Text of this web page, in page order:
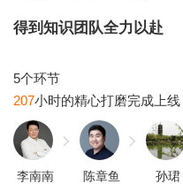
得到知识团队全力以赴
207
李南南 陈章鱼 孙珺